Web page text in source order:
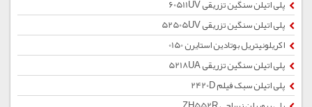
پلی اتیلن سنگین تزریقی 60511UV
پلی اتیلن سنگین تزریقی 52505UV
اکریلونیتریل بوتادین استایرن 0150
پلی اتیلن سنگین تزریقی 5218UA
پلی اتیلن سبک فیلم 2420D